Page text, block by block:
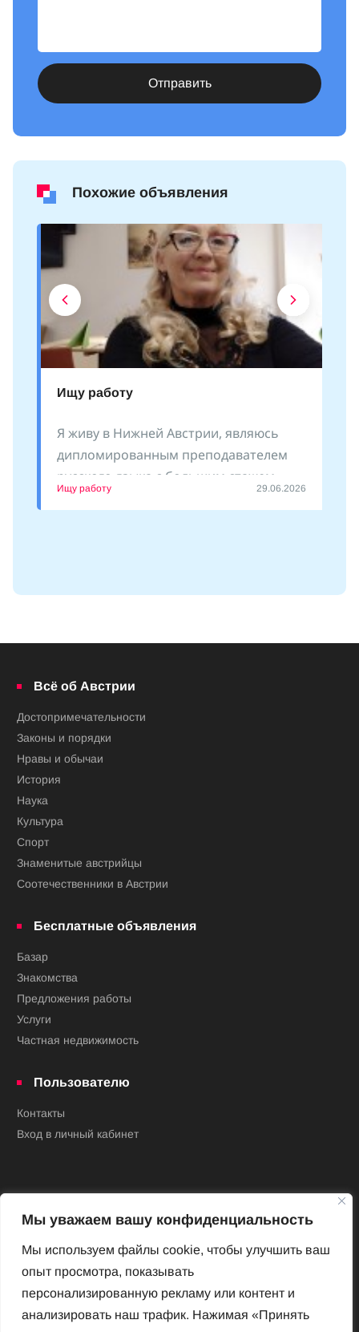
Мы уважаем вашу конфиденциальность
Мы используем файлы cookie, чтобы улучшить ваш
опыт просмотра, показывать
персонализированную рекламу или контент и
анализировать наш трафик. Нажимая «Принять
Отправить
Похожие объявления
Ищу работу
Я живу в Нижней Австрии, являюсь
дипломированным преподавателем
русского языка с большим стажем
преподавания как
Ищу работу 29.06.2026
Всё об Австрии
Достопримечательности
Законы и порядки
Нравы и обычаи
История
Наука
Культура
Спорт
Знаменитые австрийцы
Соотечественники в Австрии
Бесплатные объявления
Базар
Знакомства
Предложения работы
Услуги
Частная недвижимость
Пользователю
Контакты
Вход в личный кабинет
Новый Венский журнал
Архив номеров